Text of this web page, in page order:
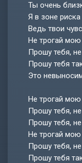
Ты очень
Я в зоне риска
Ведь твои
Не трогай
Прошу тебя,
Прошу тебя
Это
Не трогай
Прошу тебя,
Прошу тебя,
Не трогай
Прошу тебя,
Прошу тебя